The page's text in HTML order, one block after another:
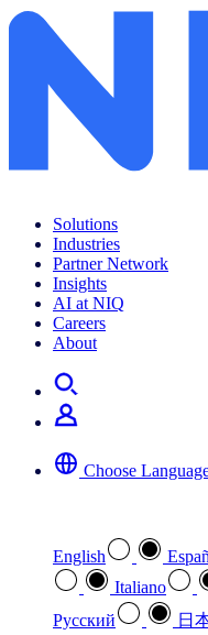
Solutions
Industries
Partner Network
Insights
AI at NIQ
Careers
About
Choose
English
Italiano
Pусский
日